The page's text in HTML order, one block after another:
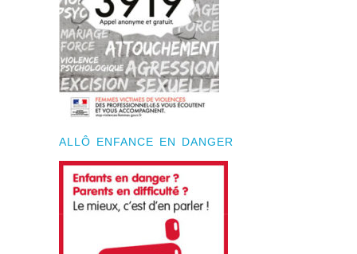
ALLÔ ENFANCE EN DANGER